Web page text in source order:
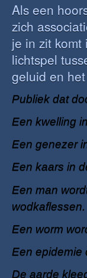
Als een
zich
je in zit
lichtspel
geluid en
Publiek dat
Een kwelling
Een genezer
Een kaars in
Een man
wodkaflessen.
Een worm
Een epidemie
De aarde